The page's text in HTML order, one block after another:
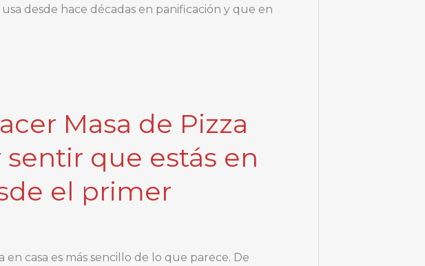
desde hace décadas en panificación y que en
Masa de Pizza
sentir que estás en
el primer
en casa es más sencillo de lo que parece. De